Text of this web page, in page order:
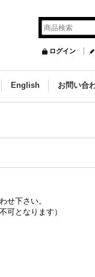
ログイン
English お問い合
せ下さい。
可となります）